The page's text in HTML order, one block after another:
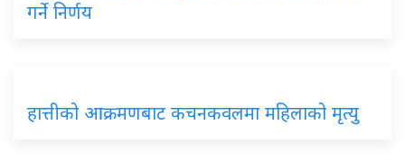
गर्ने निर्णय
हात्तीको आक्रमणबाट कचनकवलमा महिलाको मृत्यु